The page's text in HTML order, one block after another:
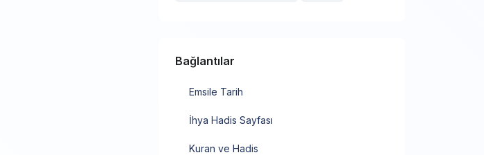
Bağlantılar
Emsile Tarih
İhya Hadis Sayfası
Kuran ve Hadis